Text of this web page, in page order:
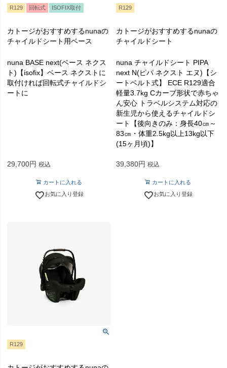
R129 回転式 ISOFIX取付
カトージがおすすめするnunaの
チャイルドシート用ベース
nuna BASE next(ベース ネクス
ト)【isofix】ベース ネクストに
取付ければ回転式チャイルドシ
ートに
29,700 税込
カートに入れる
お気に入り登録
R129
カトージがおすすめするnunaの
チャイルドシート
nuna チャイルドシート PIPA
next N(ピパ ネクスト エヌ)【シ
ートベルト式】 ECE R129適合
軽量3.7kg Cカーブ形状で赤ちゃ
ん安心 トラベルシステム対応の
新生児から使えるチャイルドシ
ート【後向きのみ：身長40㎝～
83㎝・体重2.5kg以上13kg以下
(15ヶ月頃)】
39,380 税込
カートに入れる
お気に入り登録
R129